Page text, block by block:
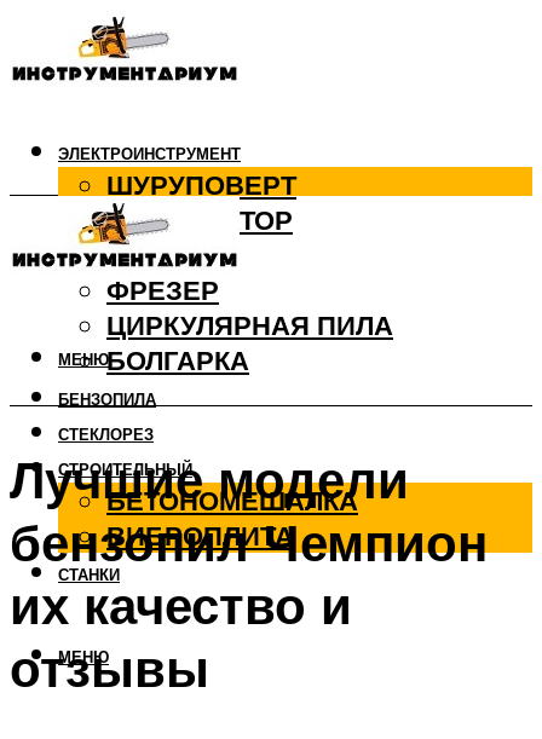
ЭЛЕКТРОИНСТРУМЕНТ
ШУРУПОВЕРТ
ПЕРФОРАТОР
ДРЕЛЬ
ФРЕЗЕР
ЦИРКУЛЯРНАЯ ПИЛА
БОЛГАРКА
БЕНЗОПИЛА
СТЕКЛОРЕЗ
СТРОИТЕЛЬНЫЙ
БЕТОНОМЕШАЛКА
ВИБРОПЛИТА
СТАНКИ
МЕНЮ
МЕНЮ
Лучшие модели
бензопил Чемпион
их качество и
отзывы